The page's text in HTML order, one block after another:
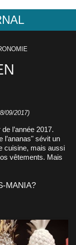
09/2017)
l’année 2017.
l’ananas" sévit un
cuisine, mais aussi
vêtements. Mais
MANIA?